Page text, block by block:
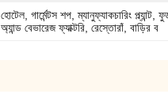
হোটেল, গার্মেন্টস শপ, ম্যানুফ্যাকচারিং প্ল্যান্ট,
অ্যান্ড বেভারেজ ফ্যাক্টরি, রেস্তোরাঁ, বাড়ির ব